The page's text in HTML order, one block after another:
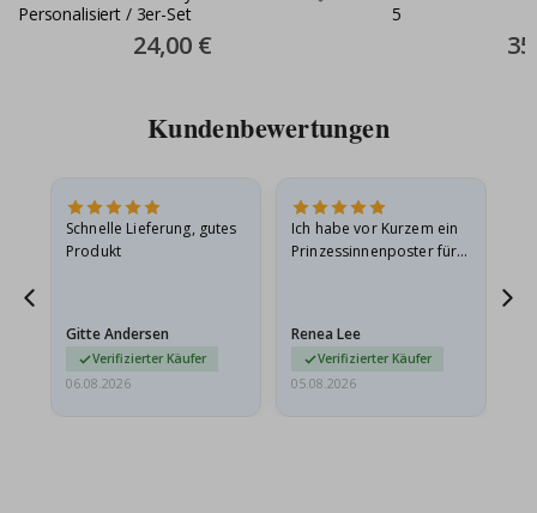
Personalisiert / 3er-Set
Special
Price
24,00 €
5
Kundenbewertungen
Schnelle Lieferung, gutes
Produkt
Gitte Andersen
Verifizierter Käufer
06.08.2026
Ich habe vor Kurzem ein
Prinzessinnenposter für
beschädigt…
Renea Lee
Verifizierter Käufer
05.08.2026